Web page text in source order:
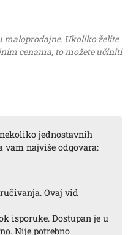
maloprodajne. Ukoliko želite
cenama, to možete učiniti
jednostavnih
vam najviše odgovara:
Ovaj vid
isporuke. Dostupan je u
Nije potrebno